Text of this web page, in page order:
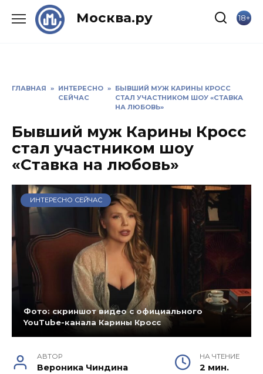
Москва.ру 18+
ГЛАВНАЯ » ИНТЕРЕСНО
СЕЙЧАС
» БЫВШИЙ МУЖ КАРИНЫ КРОСС
СТАЛ УЧАСТНИКОМ ШОУ «СТАВКА
НА ЛЮБОВЬ»
Бывший муж Карины Кросс
стал участником шоу
«Ставка на любовь»
ИНТЕРЕСНО СЕЙЧАС
Фото: скриншот видео с официального
YouTube-канала Карины Кросс
АВТОР
Вероника Чиндина
НА ЧТЕНИЕ
2 мин.